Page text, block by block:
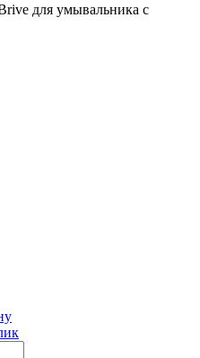
для умывальника с